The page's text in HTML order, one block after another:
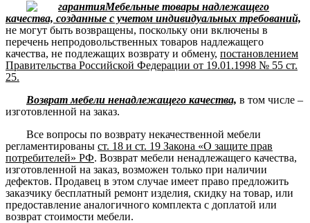
Мебельные товары надлежащего
качества, созданные с учетом индивидуальных требований,
не могут быть возвращены, поскольку они включены в
перечень непродовольственных товаров надлежащего
качества, не подлежащих возврату и обмену, постановлением
Правительства Российской Федерации от 19.01.1998 № 55 ст.
25.
Возврат мебели ненадлежащего качества, в том числе –
изготовленной на заказ.
Все вопросы по возврату некачественной мебели
регламентированы ст. 18 и ст. 19 Закона «О защите прав
потребителей» РФ. Возврат мебели ненадлежащего качества,
изготовленной на заказ, возможен только при наличии
дефектов. Продавец в этом случае имеет право предложить
заказчику бесплатный ремонт изделия, скидку на товар, или
предоставление аналогичного комплекта с доплатой или
возврат стоимости мебели.